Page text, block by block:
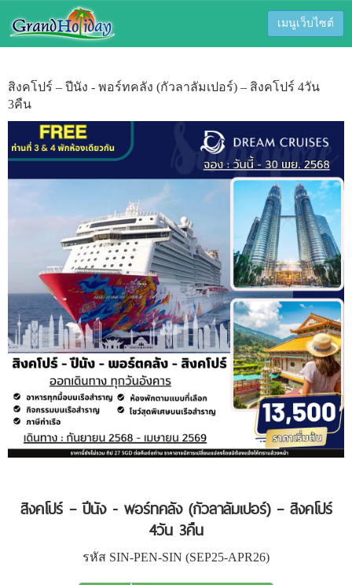
เมนูเว็บไซต์
สิงคโปร์ – ปีนัง - พอร์ทคลัง (กัวลาลัมเปอร์) – สิงคโปร์ 4วัน
3คืน
สิงคโปร์ – ปีนัง - พอร์ทคลัง (กัวลาลัมเปอร์) – สิงคโปร์
4วัน 3คืน
รหัส SIN-PEN-SIN (SEP25-APR26)